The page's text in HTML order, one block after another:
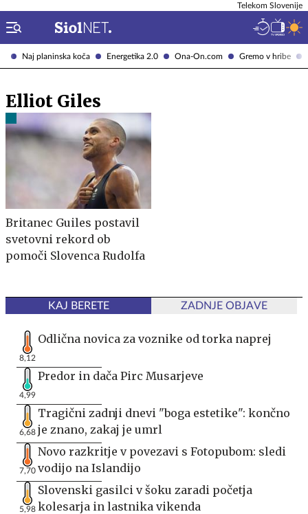
Naj planinska koča Energetika 2.0 Ona-On.com Gremo v hribe
Telekom Slovenije
Elliot Giles
Britanec Guiles postavil
svetovni rekord ob
pomoči Slovenca Rudolfa
KAJ BERETE ZADNJE OBJAVE
8,12
Odlična novica za voznike od torka naprej
4,99
Predor in dača Pirc Musarjeve
6,68
Tragični zadnji dnevi "boga estetike": končno
je znano, zakaj je umrl
7,70
Novo razkritje v povezavi s Fotopubom: sledi
vodijo na Islandijo
5,98
Slovenski gasilci v šoku zaradi početja
kolesarja in lastnika vikenda